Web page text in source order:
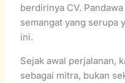
berdirinya CV.
semangat yang serupa
ini.
Sejak awal perjalanan,
sebagai mitra, bukan